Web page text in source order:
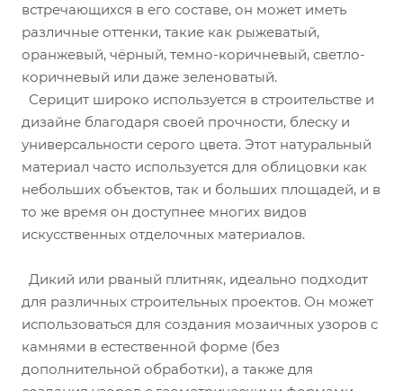
встречающихся в его составе, он может иметь
различные оттенки, такие как рыжеватый,
оранжевый, чёрный, темно-коричневый, светло-
коричневый или даже зеленоватый.
Серицит широко используется в строительстве и
дизайне благодаря своей прочности, блеску и
универсальности серого цвета. Этот натуральный
материал часто используется для облицовки как
небольших объектов, так и больших площадей, и в
то же время он доступнее многих видов
искусственных отделочных материалов.
Дикий или рваный плитняк, идеально подходит
для различных строительных проектов. Он может
использоваться для создания мозаичных узоров с
камнями в естественной форме (без
дополнительной обработки), а также для